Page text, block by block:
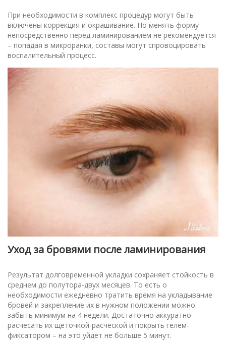
При необходимости в комплекс процедур могут быть
включены коррекция и окрашивание. Но менять форму
непосредственно перед ламинированием не рекомендуется
– попадая в микроранки, составы могут спровоцировать
воспалительный процесс.
Уход за бровями после ламинирования
Результат долговременной укладки сохраняет стойкость в
среднем до полутора-двух месяцев. То есть о
необходимости ежедневно тратить время на укладывание
бровей и закрепление их в нужном положении можно
забыть минимум на 4 недели. Достаточно аккуратно
расчесать их щеточкой-расческой и покрыть гелем-
фиксатором – на это уйдет не больше 5 минут.